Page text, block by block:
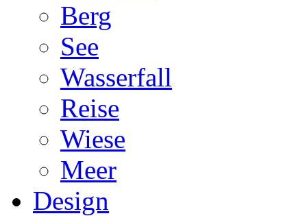
Berg
See
Wasserfall
Reise
Wiese
Meer
Design